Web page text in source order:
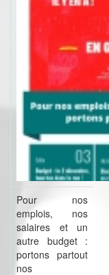
Pour nos
emplois, nos
salaires et un
autre budget :
portons partout
nos